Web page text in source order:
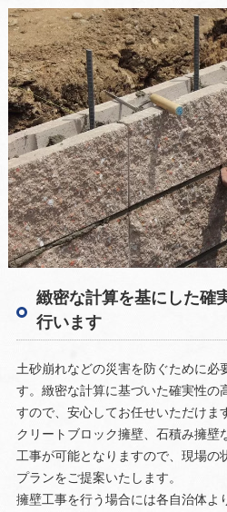
緻密な計算を基にした確
行います
土砂崩れなどの災害を防ぐために必
す。緻密な計算に基づいた確実性の
すので、安心してお任せいただけま
クリートブロック擁壁、石積み擁
工事が可能となりますので、現場の
プランをご提案いたします。
擁壁工事を行う場合には各自治体よ